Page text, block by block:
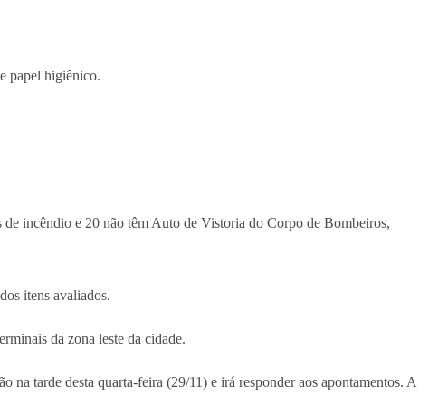
papel higiênico.
de incêndio e 20 não têm Auto de Vistoria do Corpo de Bombeiros,
itens avaliados.
da zona leste da cidade.
tarde desta quarta-feira (29/11) e irá responder aos apontamentos. A